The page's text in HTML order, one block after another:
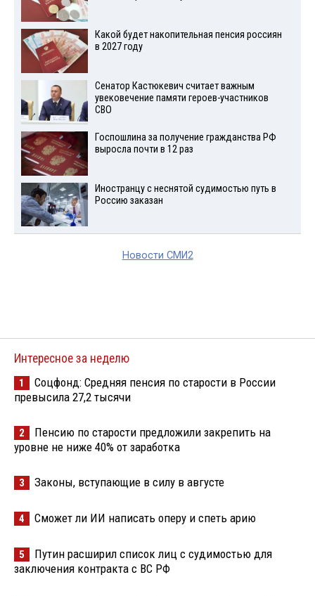
Какой будет накопительная пенсия россиян
в 2027 году
Сенатор Кастюкевич считает важным
увековечение памяти героев-участников
СВО
Госпошлина за получение гражданства РФ
выросла почти в 12 раз
Иностранцу с неснятой судимостью путь в
Россию заказан
Новости СМИ2
Интересное за неделю
1
Соцфонд: Средняя пенсия по старости в России
превысила 27,2 тысячи
2
Пенсию по старости предложили закрепить на
уровне не ниже 40% от заработка
3 Законы, вступающие в силу в августе
4 Сможет ли ИИ написать оперу и спеть арию
5
Путин расширил список лиц с судимостью для
заключения контракта с ВС РФ